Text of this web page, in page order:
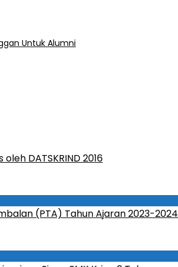
Untuk Alumni
DATSKRIND 2016
(PTA) Tahun Ajaran 2023-2024